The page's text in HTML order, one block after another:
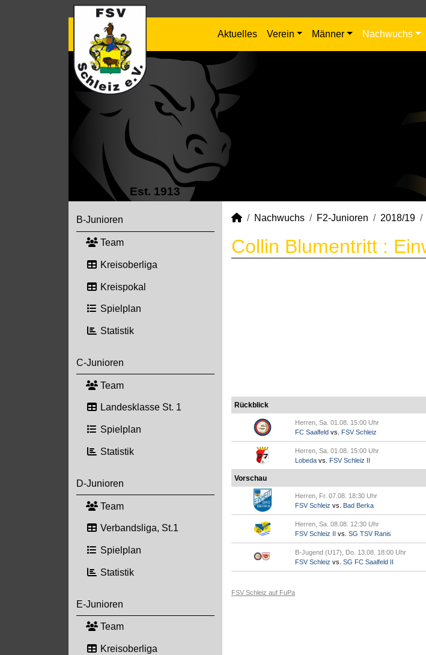
Aktuelles Verein Männer Nachwuchs
Est. 1913
B-Junioren
Team
Kreisoberliga
Kreispokal
Spielplan
Statistik
C-Junioren
Team
Landesklasse St. 1
Spielplan
Statistik
D-Junioren
Team
Verbandsliga, St.1
Spielplan
Statistik
E-Junioren
Team
Kreisoberliga
Nachwuchs F2-Junioren 2018/19
Collin Blumentritt :
Rückblick
Herren, Sa. 01.08. 15:00 Uhr
FC Saalfeld vs. FSV Schleiz
Herren, Sa. 01.08. 15:00 Uhr
Lobeda vs. FSV Schleiz II
Vorschau
Herren, Fr. 07.08. 18:30 Uhr
FSV Schleiz vs. Bad Berka
Herren, Sa. 08.08. 12:30 Uhr
FSV Schleiz II vs. SG TSV Ranis
B-Jugend (U17), Do. 13.08. 18:00 Uhr
FSV Schleiz vs. SG FC Saalfeld II
FSV Schleiz auf FuPa